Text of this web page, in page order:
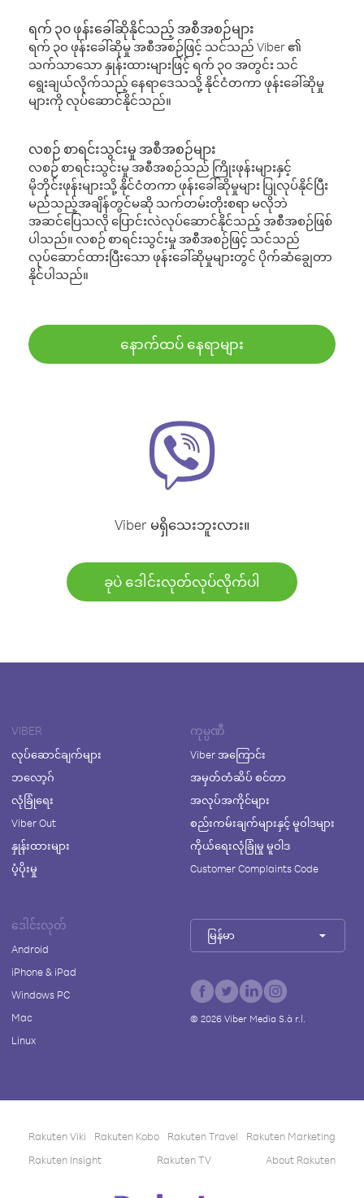
ရက် ၃၀ ဖုန်းခေါ်ဆိုနိုင်သည့် အစီအစဉ်များ
ရက် ၃၀ ဖုန်းခေါ်ဆိုမှု အစီအစဉ်ဖြင့် သင်သည် Viber ၏
သက်သာသော နှုန်းထားများဖြင့် ရက် ၃၀ အတွင်း သင်
ရွေးချယ်လိုက်သည့် နေရာဒေသသို့ နိုင်ငံတကာ ဖုန်းခေါ်ဆိုမှု
များကို လုပ်ဆောင်နိုင်သည်။
လစဉ် စာရင်းသွင်းမှု အစီအစဉ်များ
လစဉ် စာရင်းသွင်းမှု အစီအစဉ်သည် ကြိုးဖုန်းများနှင့်
မိုဘိုင်းဖုန်းများသို့ နိုင်ငံတကာ ဖုန်းခေါ်ဆိုမှုများ ပြုလုပ်နိုင်ပြီး
မည်သည့်အချိန်တွင်မဆို သက်တမ်းတိုးစရာ မလိုဘဲ
အဆင်ပြေသလို ပြောင်းလဲလုပ်ဆောင်နိုင်သည့် အစီအစဉ်ဖြစ်
ပါသည်။ လစဉ် စာရင်းသွင်းမှု အစီအစဉ်ဖြင့် သင်သည်
လုပ်ဆောင်ထားပြီးသော ဖုန်းခေါ်ဆိုမှုများတွင် ပိုက်ဆံချွေတာ
နိုင်ပါသည်။
နောက်ထပ် နေရာများ
Viber မရှိသေးဘူးလား။
ခုပဲ ဒေါင်းလုတ်လုပ်လိုက်ပါ
VIBER
လုပ်ဆောင်ချက်များ
ဘလော့ဂ်
လုံခြုံရေး
Viber Out
နှုန်းထားများ
ပံ့ပိုးမှု
ကုမ္ပဏီ
Viber အကြောင်း
အမှတ်တံဆိပ် စင်တာ
အလုပ်အကိုင်များ
စည်းကမ်းချက်များနှင့် မူဝါဒများ
ကိုယ်ရေးလုံခြုံမှု မူဝါဒ
Customer Complaints Code
ဒေါင်းလုတ်
Android
iPhone & iPad
Windows PC
Mac
Linux
မြန်မာ
© 2026Viber Media S.à r.l.
Rakuten Viki Rakuten Kobo Rakuten Travel
Rakuten Marketing
Rakuten Insight
Rakuten TV About Rakuten